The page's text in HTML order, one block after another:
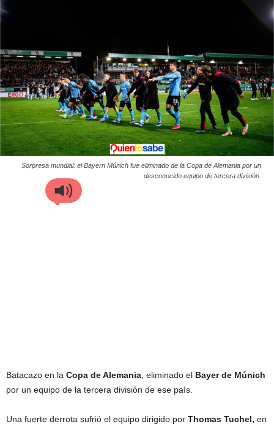
Sorpresa mundial: el Bayern Múnich fue eliminado de la Copa de Alemania por un
desconocido equipo de tercera división.
Batacazo en la Copa de Alemania, eliminado el Bayer de Múnich
por un equipo de la tercera división de ese país.
Una fuerte derrota sufrió el equipo dirigido por Thomas Tuchel, en